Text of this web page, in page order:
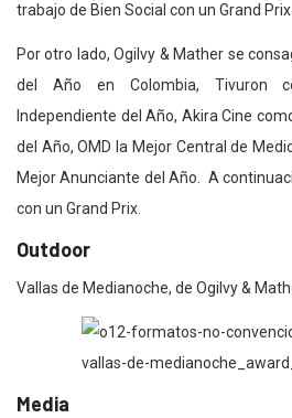
trabajo de Bien Social con un Grand
Por otro lado, Ogilvy & Mather se
del Año en Colombia, Tivuron
Independiente del Año, Akira Cine
del Año, OMD la Mejor Central de
Mejor Anunciante del Año. A
con un Grand Prix.
Outdoor
Vallas de Medianoche, de Ogilvy &
Media